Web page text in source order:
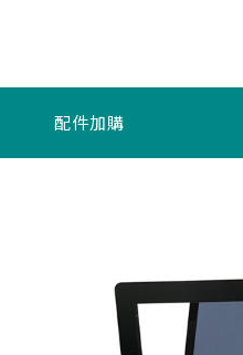
配件加購